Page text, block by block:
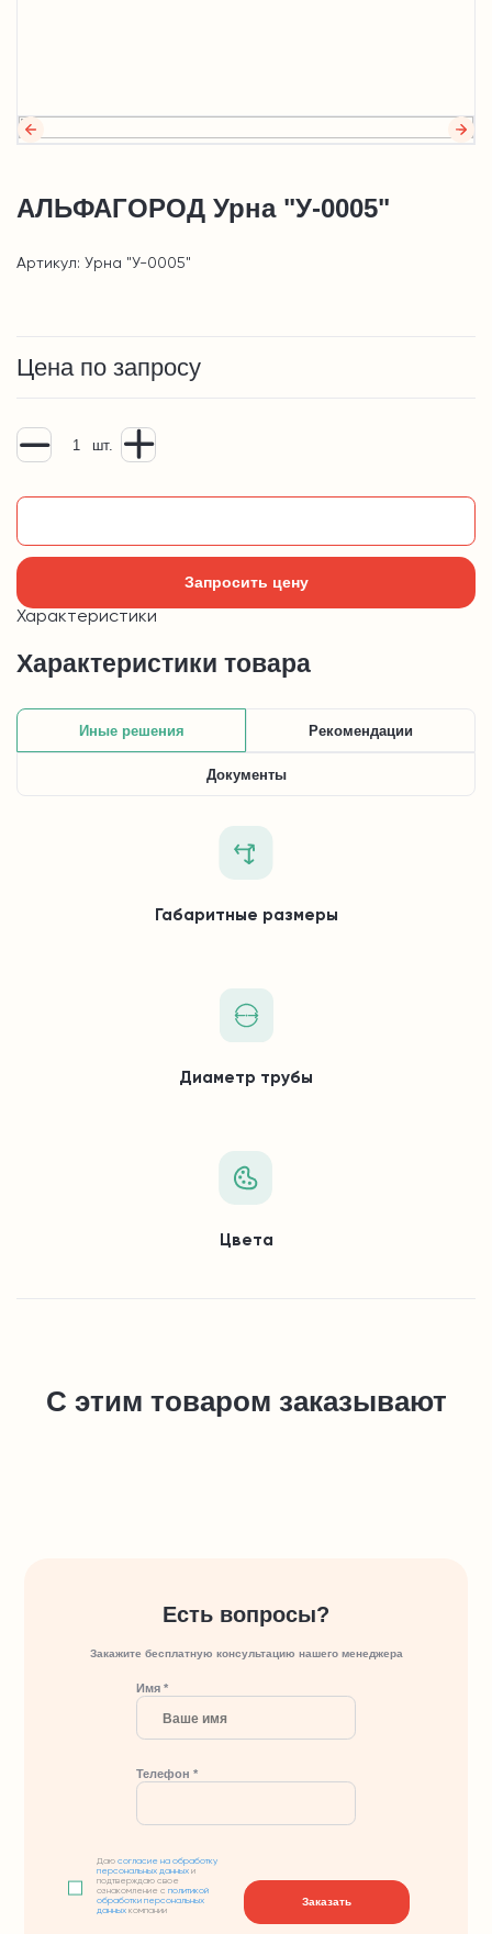
АЛЬФАГОРОД Урна "У-0005"
Артикул: Урна "У-0005"
Цена по запросу
шт.
Запросить цену
Характеристики
Характеристики товара
Иные решения Рекомендации
Документы
Габаритные размеры
Диаметр трубы
Цвета
С этим товаром заказывают
Есть вопросы?
Закажите бесплатную консультацию нашего менеджера
Имя *
Телефон *
Даюсогласие на обработку
персональных данных и
подтверждаю свое
ознакомление сполитикой
обработки персональных
данных компании
Заказать